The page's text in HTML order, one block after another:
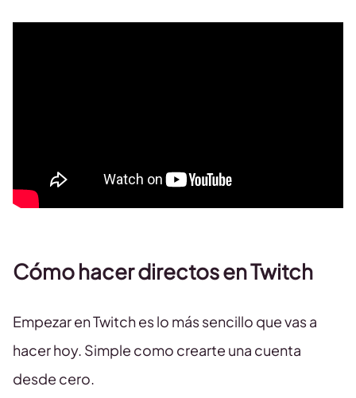
Cómo hacer directos en Twitch
Empezar en Twitch es lo más sencillo que vas a
hacer hoy. Simple como crearte una cuenta
desde cero.